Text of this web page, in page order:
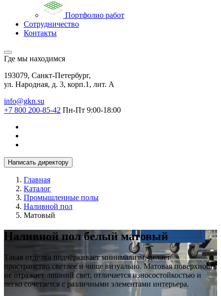
Портфолио работ
Сотрудничество
Контакты
Где мы находимся
193079, Санкт-Петербург,
ул. Народная, д. 3, корп.1, лит. А
info@gkn.su
+7 800 200-85-42 Пн-Пт 9:00-18:00
Написать директору
Главная
Каталог
Промышленные полы
Наливной пол
Матовый
Наливной пол белый матовый
Такая отделка подчёркивает минимализм, делает
пространство светлее и чище визуально. Матовая поверхность
не отражает лишний свет, отличается износостойкостью и
легко сочетается с различными элементами интерьера.